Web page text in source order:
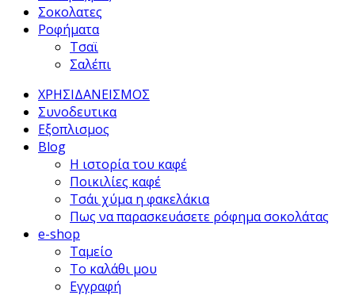
Σοκολατες
Ροφήματα
Τσαϊ
Σαλέπι
ΧΡΗΣΙΔΑΝΕΙΣΜΟΣ
Συνοδευτικα
Εξοπλισμος
Blog
Η ιστορία του καφέ
Ποικιλίες καφέ
Τσάι χύμα η φακελάκια
Πως να παρασκευάσετε ρόφημα σοκολάτας
e-shop
Ταμείο
Το καλάθι μου
Εγγραφή